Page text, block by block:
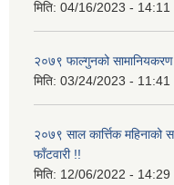
मिति: 04/16/2023 - 14:11
२०७९ फाल्गुनको
मिति: 03/24/2023 - 11:41
२०७९ साल कार्त्तिक
फाँटवारी !!
मिति: 12/06/2022 - 14:29